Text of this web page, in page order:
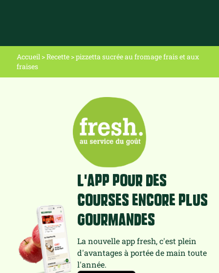
Accueil >Recette>pizzetta sucrée au fromage frais et aux
fraises
L'app pour des
courses encore plus
gourmandes
La nouvelle app fresh, c'est plein
d'avantages à portée de main toute
l'année.